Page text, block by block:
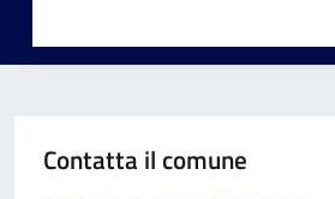
Contatta il comune